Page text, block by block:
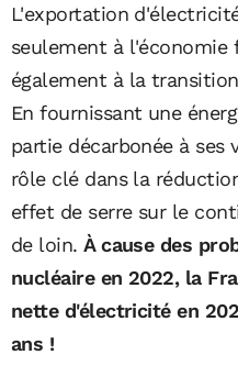
L'exportation
seulement à l'économie
également à la
En fournissant une
partie décarbonée à ses
rôle clé dans la
effet de serre sur le
de loin.À cause des
nucléaire en 2022, la
nette d'électricité en
ans !